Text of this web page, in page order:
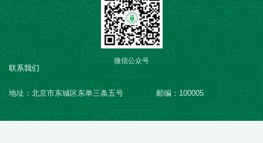
联系我们
地址：北京市东城区东单三条五号 邮编：100005
微信公众号